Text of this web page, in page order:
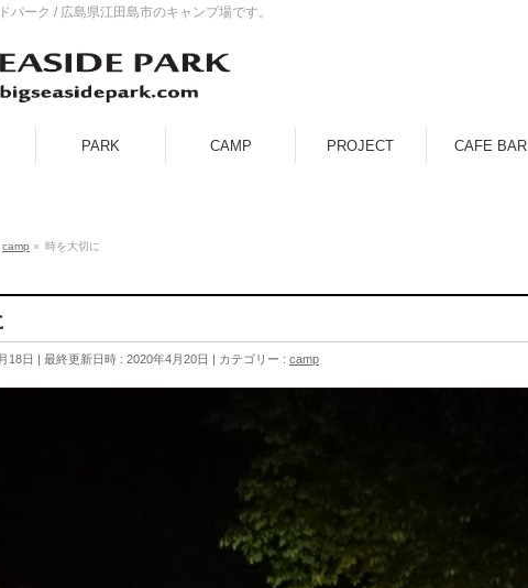
パーク / 広島県江田島市のキャンプ場です。
PARK CAMP PROJECT CAFE BAR
camp » 時を大切に
18日 最終更新日時 : 2020年4月20日 カテゴリー : camp